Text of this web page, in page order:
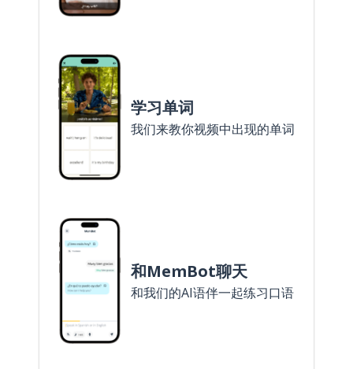
学习单词
我们来教你视频中出现的单词
和MemBot聊天
和我们的AI语伴一起练习口语